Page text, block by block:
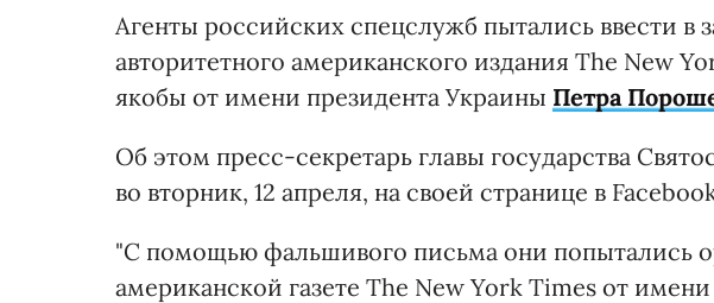
Агенты российских спецслужб пытались ввести в
авторитетного американского издания The New
якобы от имени президента Украины Петра
Об этом пресс-секретарь главы государства
во вторник, 12 апреля, на своей странице в
"С помощью фальшивого письма они попытались
американской газете The New York Times от